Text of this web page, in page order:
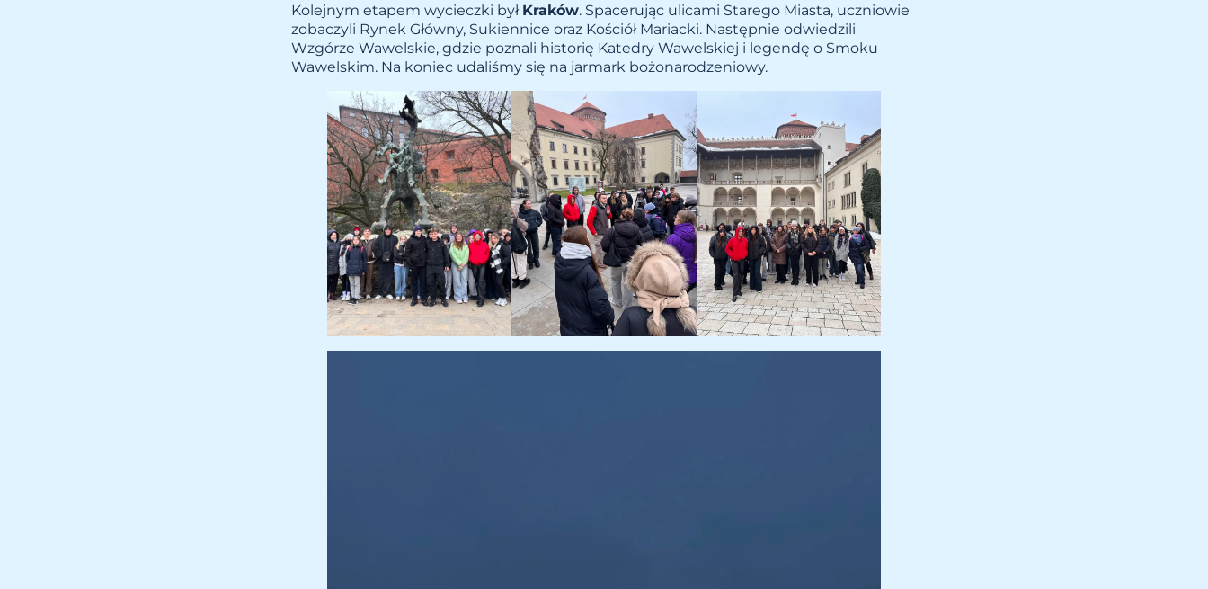
Kolejnym etapem wycieczki był Kraków. Spacerując ulicami Starego Miasta, uczniowie
zobaczyli Rynek Główny, Sukiennice oraz Kościół Mariacki. Następnie odwiedzili
Wzgórze Wawelskie, gdzie poznali historię Katedry Wawelskiej i legendę o Smoku
Wawelskim. Na koniec udaliśmy się na jarmark bożonarodzeniowy.